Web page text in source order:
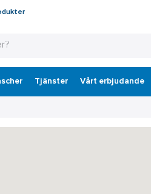
Tjänster Vårt erbjudande